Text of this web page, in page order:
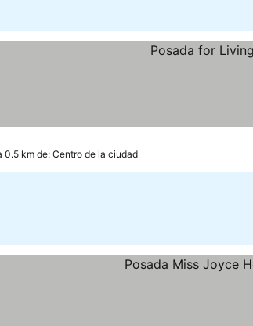
0.5 km de: Centro de la ciudad